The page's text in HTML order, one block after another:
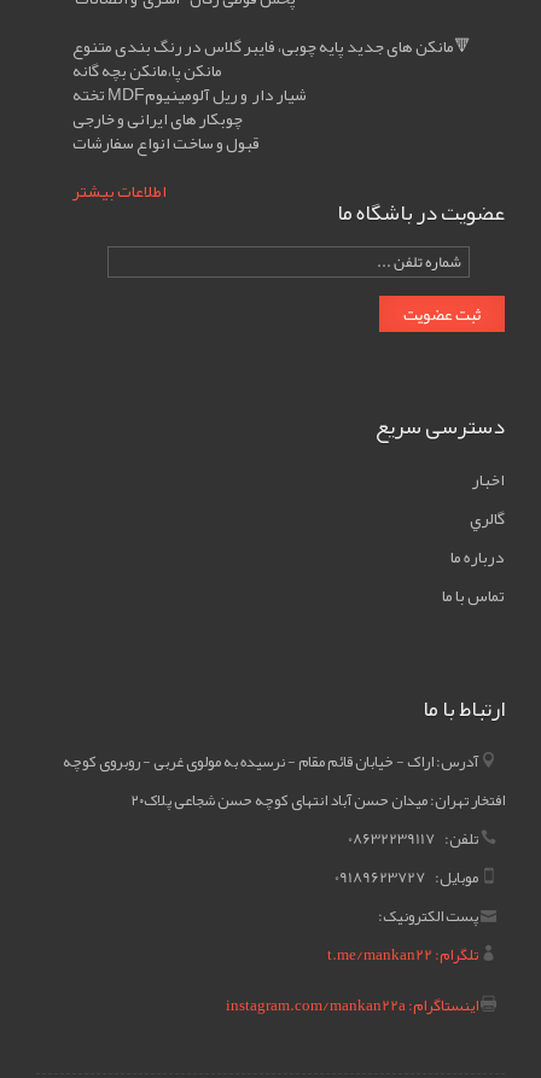
مانکن های جدید پایه چوبی، فایبر گلاس در رنگ بندی متنوع🔻
مانکن پا،مانکن بچه گانه
تخته MDFشیار دار و ریل آلومینیوم
چوبکار های ایرانی و خارجی
قبول و ساخت انواع سفارشات
اطلاعات بیشتر
عضویت در باشگاه ما
ثبت عضویت
دسترسی سریع
اخبار
گالري
درباره ما
تماس با ما
ارتباط با ما
آدرس: اراک - خیابان قائم مقام - نرسیده به مولوی غربی - روبروی کوچه
افتخار تهران: میدان حسن آباد انتهای کوچه حسن شجاعی پلاک۲۰
تلفن: 08632239117
موبایل: 09189623727
پست الکترونیک:
تلگرام: t.me/mankan22
اینستاگرام: instagram.com/mankan22a